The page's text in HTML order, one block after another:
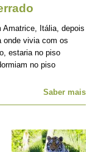
Amatrice, Itália, depois
onde vivia com os
estaria no piso
no piso
Saber mais